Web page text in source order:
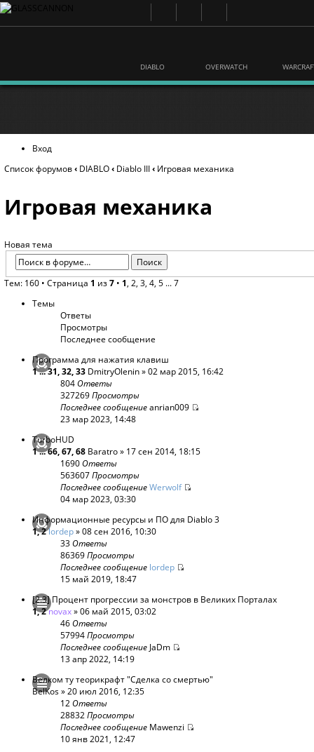
DIABLO OVERWATCH
Вход
Список форумов‹ DIABLO‹ Diablo III‹ Игровая механика
Игровая механика
Новая тема
Тем: 160 • Страница 1 из7 • 1, 2, 3, 4, 5 ...7
Темы
Ответы
Просмотры
Последнее сообщение
Программа для нажатия клавиш
1...31,32,33 DmitryOlenin» 02 мар 2015, 16:42
804Ответы
327269Просмотры
Последнее сообщениеanrian009
23 мар 2023, 14:48
TurboHUD
1...66,67,68 Baratro» 17 сен 2014, 18:15
1690Ответы
563607Просмотры
Последнее сообщениеWerwolf
04 мар 2023, 03:30
Информационные ресурсы и ПО для Diablo 3
1,2lordep» 08 сен 2016, 10:30
33Ответы
86369Просмотры
Последнее сообщение lordep
15 май 2019, 18:47
[2.3] Процент прогрессии за монстров в Великих Порталах
1,2novax» 06 май 2015, 03:02
46Ответы
57994Просмотры
Последнее сообщение JaDm
13 апр 2022, 14:19
Велком ту теорикрафт "Сделка со смертью"
BelKos» 20 июл 2016, 12:35
12Ответы
28832Просмотры
Последнее сообщение Mawenzi
10 янв 2021, 12:47